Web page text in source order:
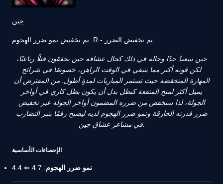
جين
جين سعيدٌ جدًا وحاله في ذلك كحال عشاقه حين يحققون قتلًا رباعيًا،
لكن قوته أكبر مما ينبغي في الوقت الراهن، خصوصًا في شرائح
المهارة المنخفضة حيث تستمر المباريات لمدةٍ أطول. من المفترض أن
يميل أكثر لمنح المنفعة كبطل بدل أن يكون بطل كاري في أواخر
الجولة، لذا سنخفض من ضرره المضمون أواخر الجولة عبر تخفيض
ضرر قدرته الخارقة ونمو ضرر الهجوم لديه ليصبح رقمًا يثير التضارب
في مشاعر عشاق جين.
الإحصاءات الأساسية
نمو ضرر الهجوم: 4.7 ⇐ 4.4